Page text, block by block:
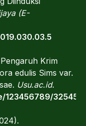
(E-
Krim
edulis Sims var.
Usu.ac.id.
123456789/32545